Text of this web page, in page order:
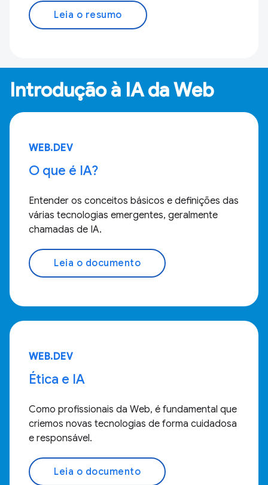
Leia o resumo
Introdução à IA da Web
WEB.DEV
O que é IA?
Entender os conceitos básicos e definições das
várias tecnologias emergentes, geralmente
chamadas de IA.
Leia o documento
WEB.DEV
Ética e IA
Como profissionais da Web, é fundamental que
criemos novas tecnologias de forma cuidadosa
e responsável.
Leia o documento